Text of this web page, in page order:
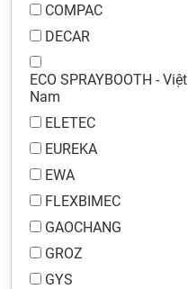
COMPAC
DECAR
ECO SPRAYBOOTH - Việt
Nam
ELETEC
EUREKA
EWA
FLEXBIMEC
GAOCHANG
GROZ
GYS